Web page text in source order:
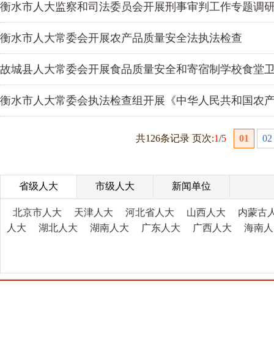
衡水市人大监察和司法委员会开展刑事审判工作专题调
衡水市人大常委会开展农产品质量安全法执法检查
故城县人大常委会开展食品质量安全和寄宿制学校食堂
衡水市人大常委会执法检查组开展《中华人民共和国农
共126条记录 页次:1/5 01 02
省级人大 市级人大 新闻单位
北京市人大 天津人大 河北省人大 山西人大
内蒙古
人大
湖北人大 湖南人大 广东人大 广西人大 海南